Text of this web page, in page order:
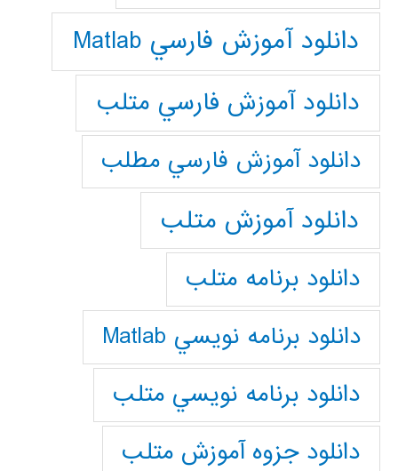
دانلود آموزش فارسي Matlab
دانلود آموزش فارسي متلب
دانلود آموزش فارسي مطلب
دانلود آموزش متلب
دانلود برنامه متلب
دانلود برنامه نويسي Matlab
دانلود برنامه نويسي متلب
دانلود جزوه آموزش متلب